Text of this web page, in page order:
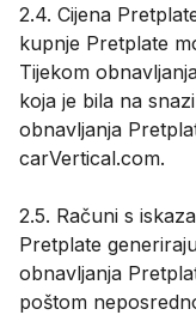
2.4. Cijena
kupnje Pretplate
Tijekom
koja je bila na
obnavljanja
carVertical.com.
2.5. Računi s
Pretplate
obnavljanja
poštom